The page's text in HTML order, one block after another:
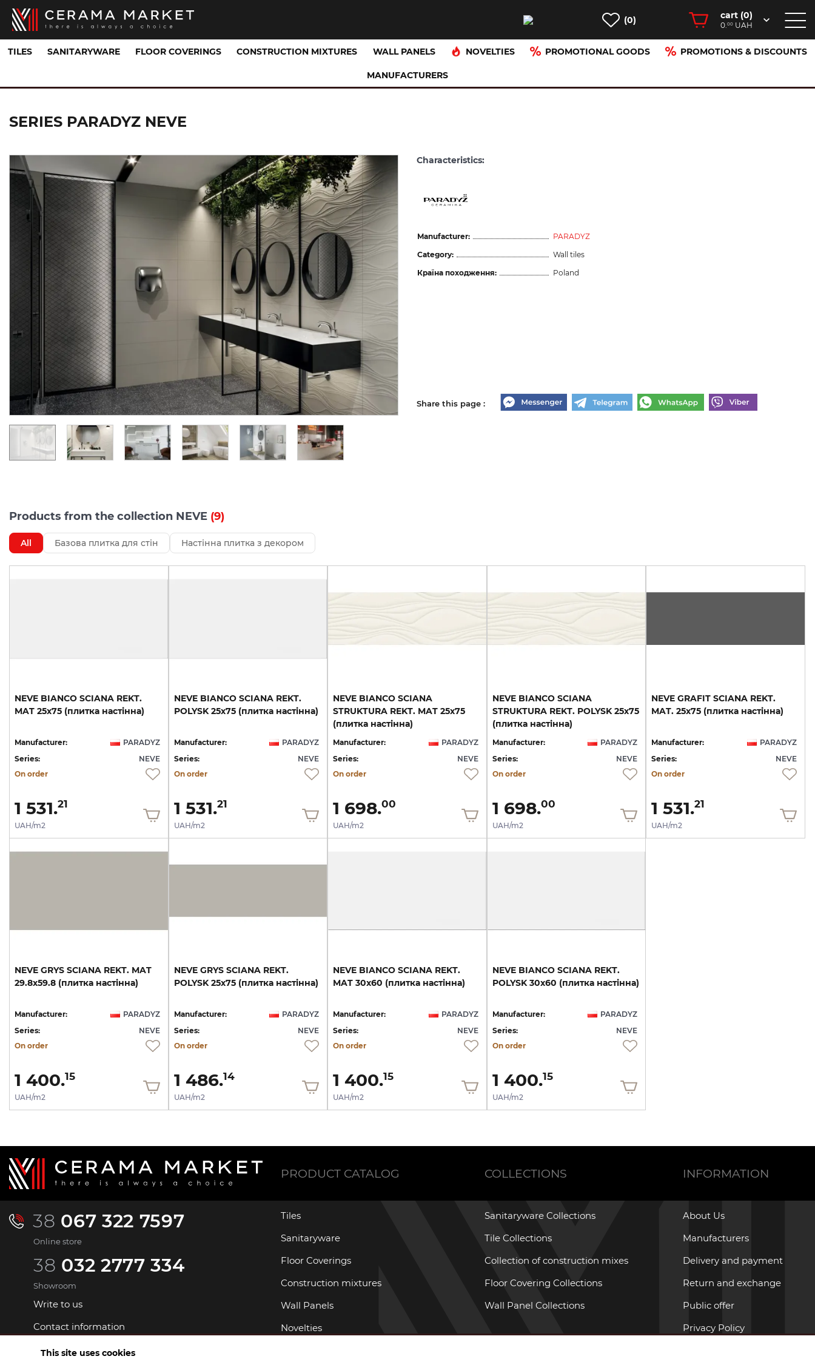
(0) cart (0)
0.00 UAH
TILES SANITARYWARE FLOOR COVERINGS CONSTRUCTION MIXTURES WALL PANELS NOVELTIES PROMOTIONAL GOODS PROMOTIONS & DISCOUNTS
MANUFACTURERS
SERIES PARADYZ NEVE
Characteristics:
Manufacturer:
PARADYZ
Category:
Wall tiles
Країна походження:
Poland
Share this page :
Products from the collection NEVE (9)
All Базова плитка для стін Настінна плитка з декором
NEVE BIANCO SCIANA REKT.
MAT 25х75 (плитка настінна)
Manufacturer:
PARADYZ
Series:
NEVE
On order
1 531.21
UAH/m2
NEVE BIANCO SCIANA REKT.
POLYSK 25х75 (плитка настінна)
Manufacturer:
PARADYZ
Series:
NEVE
On order
1 531.21
UAH/m2
NEVE BIANCO SCIANA
STRUKTURA REKT. MAT 25х75
(плитка настінна)
Manufacturer:
PARADYZ
Series:
NEVE
On order
1 698.00
UAH/m2
NEVE BIANCO SCIANA
STRUKTURA REKT. POLYSK 25х75
(плитка настінна)
Manufacturer:
PARADYZ
Series:
NEVE
On order
1 698.00
UAH/m2
NEVE GRAFIT SCIANA REKT.
MAT. 25х75 (плитка настінна)
Manufacturer:
PARADYZ
Series:
NEVE
On order
1 531.21
UAH/m2
NEVE GRYS SCIANA REKT. MAT
29.8х59.8 (плитка настінна)
Manufacturer:
PARADYZ
Series:
NEVE
On order
1 400.15
UAH/m2
NEVE GRYS SCIANA REKT.
POLYSK 25х75 (плитка настінна)
Manufacturer:
PARADYZ
Series:
NEVE
On order
1 486.14
UAH/m2
NEVE BIANCO SCIANA REKT.
MAT 30х60 (плитка настінна)
Manufacturer:
PARADYZ
Series:
NEVE
On order
1 400.15
UAH/m2
NEVE BIANCO SCIANA REKT.
POLYSK 30х60 (плитка настінна)
Manufacturer:
PARADYZ
Series:
NEVE
On order
1 400.15
UAH/m2
38 067 322 7597
Online store
38 032 2777 334
Showroom
Write to us
Contact information
PRODUCT CATALOG
Tiles
Sanitaryware
Floor Coverings
Construction mixtures
Wall Panels
Novelties
COLLECTIONS
Sanitaryware Collections
Tile Collections
Collection of construction mixes
Floor Covering Collections
Wall Panel Collections
INFORMATION
About Us
Manufacturers
Delivery and payment
Return and exchange
Public offer
Privacy Policy
This site uses cookies